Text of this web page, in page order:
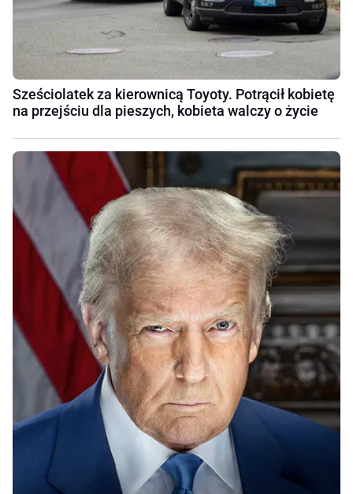
Sześciolatek za kierownicą Toyoty. Potrącił kobietę
na przejściu dla pieszych, kobieta walczy o życie